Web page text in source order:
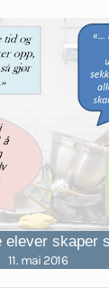
elever skaper
11. mai 2016